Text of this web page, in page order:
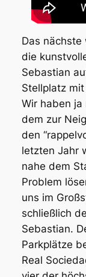
Das nächste
die
Sebastian
Stellplatz
Wir haben
dem zur
den
letzten Jahr
nahe dem
Problem
uns im
schließlich
Sebastian.
Parkplätze
Real